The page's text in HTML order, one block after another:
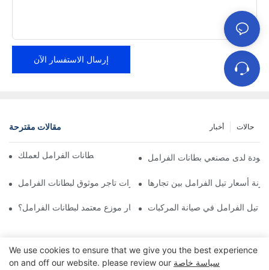
إرسال الاستفسار الآن
مقالات مقترحة حالات أخبار
إيجاد موزعين موثوقين لبطانات الفرامل لعملكلدى مصنعي بطانات الفرامل
أهم مميزات تاجر موثوق لبطانات الفراملأسعار تيل الفرامل بين تجارها
لماذا يجب عليك اختيار موزع معتمد لبطانات الفرامل؟تيل الفرامل في صيانة المركبات
We use cookies to ensure that we give you the best experience
on and off our website. please review our سياسة خاصة